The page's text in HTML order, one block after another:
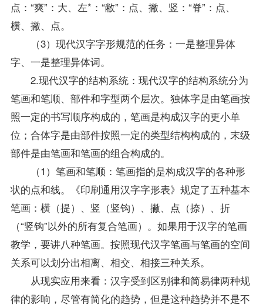
点：“爽”：大、左*：“敝”：点、撇、竖：“脊”：点、
横、撇、点。
（3）现代汉字字形规范的任务：一是整理异体
字、一是整理异体词。
2.现代汉字的结构系统：现代汉字的结构系统分为
笔画和笔顺、部件和字型两个层次。独体字是由笔画按
照一定的书写顺序构成的，笔画是构成汉字的更小单
位；合体字是由部件按照一定的类型结构构成的，末级
部件是由笔画和笔画的组合构成的。
（1）笔画和笔顺：笔画指的是构成汉字的各种形
状的点和线。《印刷通用汉字字形表》规定了五种基本
笔画：横（提）、竖（竖钩）、撇、点（捺）、折
（“竖钩”以外的所有复合笔画）。如果用于汉字的笔画
教学，要讲八种笔画。按照现代汉字笔画与笔画的空间
关系可以划分出相离、相交、相接三种关系。
从现实应用来看：汉字受到区别律和简易律两种规
律的影响，尽管有简化的趋势，但是这种趋势并不是不